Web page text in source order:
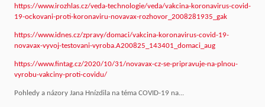
https://www.irozhlas.cz/veda-technologie/veda/vakcina-koronavirus-covid-
19-ockovani-proti-koronaviru-novavax-rozhovor_2008281935_gak
https://www.idnes.cz/zpravy/domaci/vakcina-koronavirus-covid-19-
novavax-vyvoj-testovani-vyroba.A200825_143401_domaci_aug
https://www.fintag.cz/2020/10/31/novavax-cz-se-pripravuje-na-plnou-
vyrobu-vakciny-proti-covidu/
Pohledy a názory Jana Hnízdila na téma COVID-19 na...